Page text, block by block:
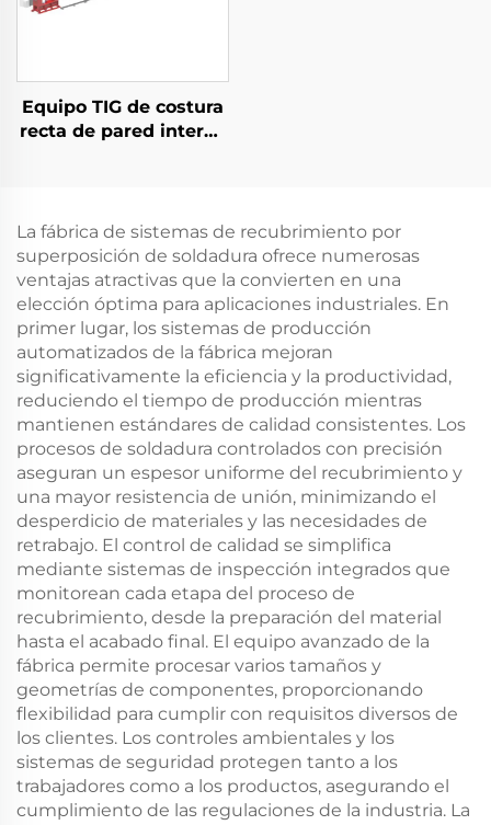
Equipo TIG de costura
recta de pared interna
La fábrica de sistemas de recubrimiento por
superposición de soldadura ofrece numerosas
ventajas atractivas que la convierten en una
elección óptima para aplicaciones industriales. En
primer lugar, los sistemas de producción
automatizados de la fábrica mejoran
significativamente la eficiencia y la productividad,
reduciendo el tiempo de producción mientras
mantienen estándares de calidad consistentes. Los
procesos de soldadura controlados con precisión
aseguran un espesor uniforme del recubrimiento y
una mayor resistencia de unión, minimizando el
desperdicio de materiales y las necesidades de
retrabajo. El control de calidad se simplifica
mediante sistemas de inspección integrados que
monitorean cada etapa del proceso de
recubrimiento, desde la preparación del material
hasta el acabado final. El equipo avanzado de la
fábrica permite procesar varios tamaños y
geometrías de componentes, proporcionando
flexibilidad para cumplir con requisitos diversos de
los clientes. Los controles ambientales y los
sistemas de seguridad protegen tanto a los
trabajadores como a los productos, asegurando el
cumplimiento de las regulaciones de la industria. La